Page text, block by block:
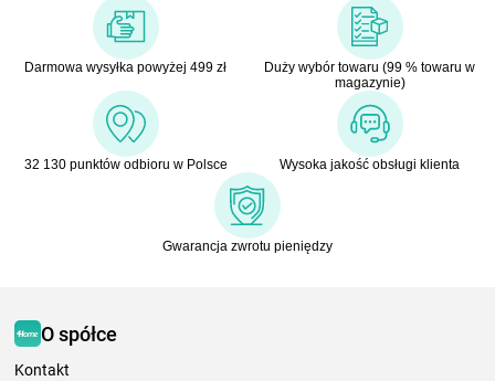
Darmowa wysyłka powyżej 499 zł
Duży wybór towaru (99 % towaru w
magazynie)
32 130 punktów odbioru w Polsce Wysoka jakość obsługi klienta
Gwarancja zwrotu pieniędzy
O spółce
Kontakt